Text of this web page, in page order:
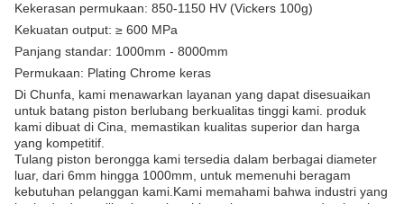
Kekerasan permukaan: 850-1150 HV (Vickers 100g)
Kekuatan output: ≥ 600 MPa
Panjang standar: 1000mm - 8000mm
Permukaan: Plating Chrome keras
Di Chunfa, kami menawarkan layanan yang dapat disesuaikan
untuk batang piston berlubang berkualitas tinggi kami. produk
kami dibuat di Cina, memastikan kualitas superior dan harga
yang kompetitif.
Tulang piston berongga kami tersedia dalam berbagai diameter
luar, dari 6mm hingga 1000mm, untuk memenuhi beragam
kebutuhan pelanggan kami.Kami memahami bahwa industri yang